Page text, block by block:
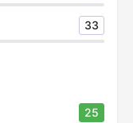
33
25